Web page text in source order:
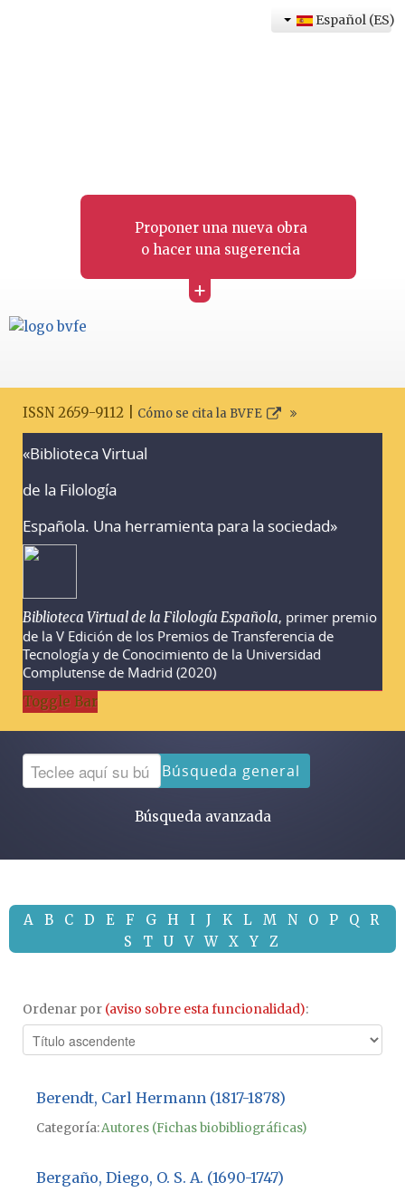
Proponer una nueva obra
o hacer una sugerencia
+
Español (ES)
ISSN 2659-9112 | Cómo se cita la BVFE
«Biblioteca Virtual
de la Filología
Española. Una herramienta para la sociedad»
Biblioteca Virtual de la Filología Española, primer premio
de la V Edición de los Premios de Transferencia de
Tecnología y de Conocimiento de la Universidad
Complutense de Madrid (2020)
Toggle Bar
Búsqueda general
Búsqueda avanzada
A B C D E F G H I J K L M N O P Q
R
S
T U V W X Y Z
Ordenar por (aviso sobre esta funcionalidad):
Berendt, Carl Hermann (1817-1878)
Categoría:Autores (Fichas biobibliográficas)
Bergaño, Diego, O. S. A. (1690-1747)